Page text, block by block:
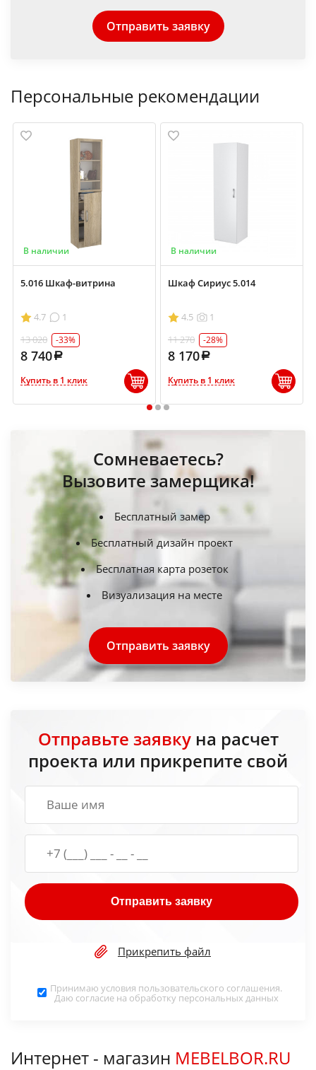
Отправить заявку
Персональные рекомендации
В наличии
5.016 Шкаф-витрина
4.7
1
13 020
-33%
8 740
Купить в 1 клик
В наличии
Шкаф Сириус 5.014
4.5
1
11 270
-28%
8 170
Купить в 1 клик
1 2 3
Сомневаетесь?
Вызовите замерщика!
Бесплатный замер
Бесплатный дизайн проект
Бесплатная карта розеток
Визуализация на месте
Отправить заявку
Отправьте заявкуна расчет
проекта или прикрепите свой
Отправить заявку
Прикрепить файл
Принимаю условия пользовательского соглашения.
Даю согласие на обработку персональных данных
Интернет - магазин MEBELBOR.RU